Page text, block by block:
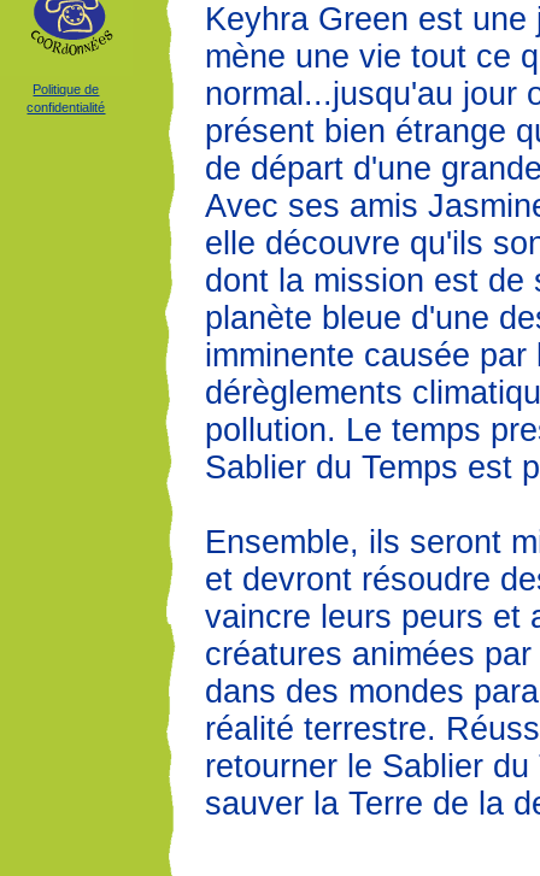
Politique de
confidentialité
Keyhra Green est une
mène une vie tout ce
normal...jusqu'au jour
présent bien étrange
de départ d'une
Avec ses amis
elle découvre qu'ils
dont la mission est de
planète bleue d'une
imminente causée par
dérèglements
pollution. Le temps
Sablier du Temps est
Ensemble, ils seront
et devront résoudre
vaincre leurs peurs et
créatures animées
dans des mondes
réalité terrestre.
retourner le Sablier du
sauver la Terre de la